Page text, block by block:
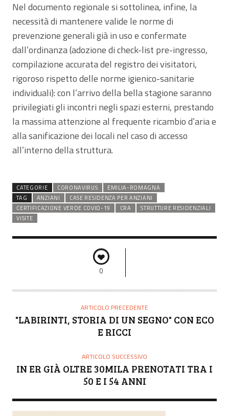
Nel documento regionale si sottolinea, infine, la
necessità di mantenere valide le norme di
prevenzione generali già in uso e confermate
dall’ordinanza (adozione di check-list pre-ingresso,
compilazione accurata del registro dei visitatori,
rigoroso rispetto delle norme igienico-sanitarie
individuali): con l’arrivo della bella stagione saranno
privilegiati gli incontri negli spazi esterni, prestando
la massima attenzione al frequente ricambio d’aria e
alla sanificazione dei locali nel caso di accesso
all’interno della struttura.
CATEGORIE CORONAVIRUS
EMILIA-ROMAGNA
TAG
ANZIANI
CASE RESIDENZA PER ANZIANI
CERTIFICAZIONE VERDE COVID-19
CRA
STRUTTURE RESIDENZIALI
VISITE
0
ARTICOLO PRECEDENTE
"LABIRINTI, STORIA DI UN SEGNO" CON ECO
E RICCI
ARTICOLO SUCCESSIVO
IN ER GIÀ OLTRE 30MILA PRENOTATI TRA I
50 E I 54 ANNI